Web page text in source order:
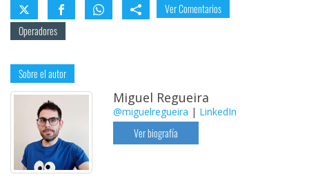
Ver Comentarios
Operadores
Sobre el autor
Miguel Regueira
@miguelregueira | LinkedIn
Ver biografía